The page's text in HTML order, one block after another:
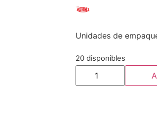
Unidades de
20 disponibles